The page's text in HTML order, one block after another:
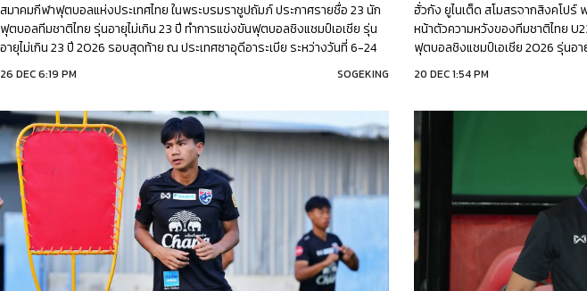
สมาคมกีฬาฟุตบอลแห่งประเทศไทย ในพระบรมราชูปถัมภ์ ประกาศรายชื่อ 23 นัก
ฟุตบอลทีมชาติไทย รุ่นอายุไม่เกิน 23 ปี ทำการแข่งขันฟุตบอลชิงแชมป์เอเชีย รุ่น
อายุไม่เกิน 23 ปี 2026 รอบสุดท้าย ณ ประเทศซาอุดีอาระเบีย ระหว่างวันที่ 6-24
มกราคม 2569 ภายใต้การคุมทัพของ “โค้ชวัง” ธวัชชัย ดำรงอ่องตระกูล หัวหน้าผู้
26 DEC 6:19 PM SOGEKING
ฮั่วกัง ยูไนเต็ด สโมสรจากสิงคโป
หน้าตัวความหวังของทีมชาติไทย
ฟุตบอลชิงแชมป์เอเชีย 2026 รุ่นอา
ซาอุดีอาระเบีย | 20.12.2025
20 DEC 1:54 PM